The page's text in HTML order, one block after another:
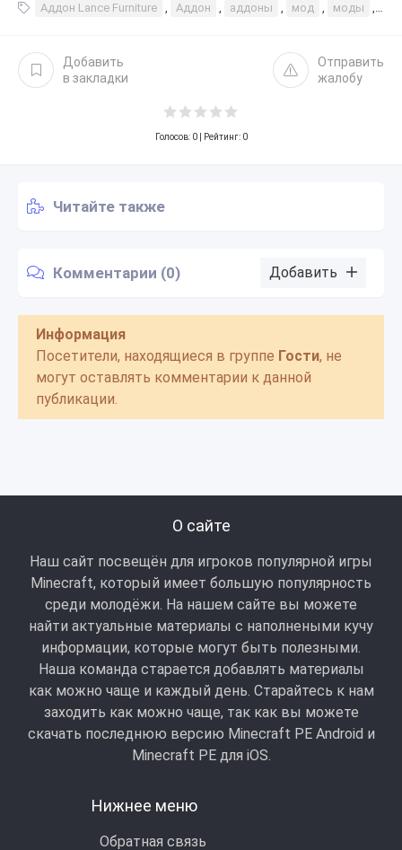
Аддон Lance Furniture , Аддон , аддоны , мод , моды ,
Добавить
в закладки
Отправить
жалобу
Голосов: 0| Рейтинг: 0
Читайте также
Комментарии (0) Добавить
Информация
Посетители, находящиеся в группе Гости, не
могут оставлять комментарии к данной
публикации.
О сайте
Наш сайт посвещён для игроков популярной игры
Minecraft, который имеет большую популярность
среди молодёжи. На нашем сайте вы можете
найти актуальные материалы с наполнеными кучу
информации, которые могут быть полезными.
Наша команда старается добавлять материалы
как можно чаще и каждый день. Старайтесь к нам
заходить как можно чаще, так как вы можете
скачать последнюю версию Minecraft PE Android и
Minecraft РЕ для iOS.
Нижнее меню
Обратная связь